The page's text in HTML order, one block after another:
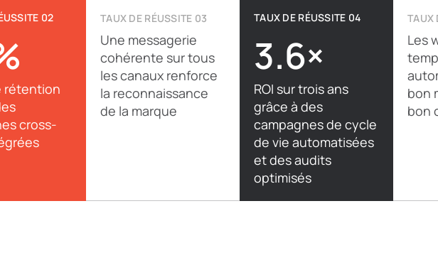
02
rétention
cross-
TAUX DE RÉUSSITE 03
Une messagerie
cohérente sur tous
les canaux renforce
la reconnaissance
de la marque
TAUX DE RÉUSSITE 04
3.6×
ROI sur trois ans
grâce à des
campagnes de cycle
de vie automatisées
et des audits
optimisés
TAUX
Les
bon
bon